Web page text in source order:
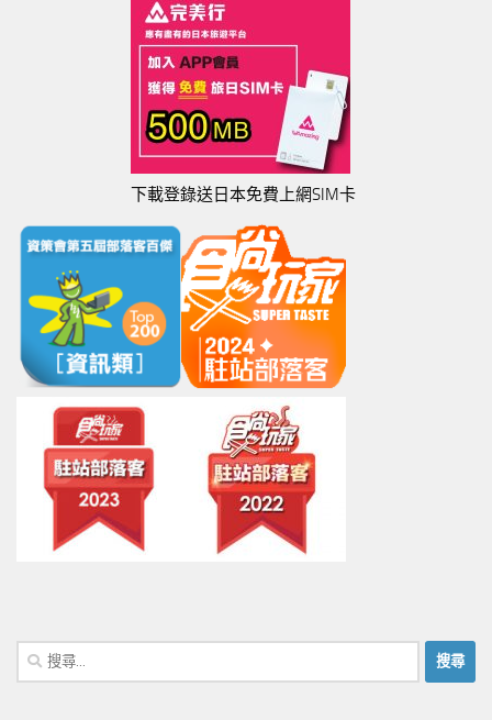
下載登錄送日本免費上網SIM卡
搜
尋